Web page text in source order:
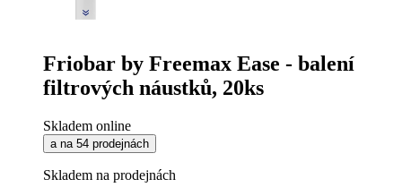
Friobar by Freemax Ease - balení
filtrových náustků, 20ks
Skladem online
a na 54 prodejnách
Skladem na prodejnách